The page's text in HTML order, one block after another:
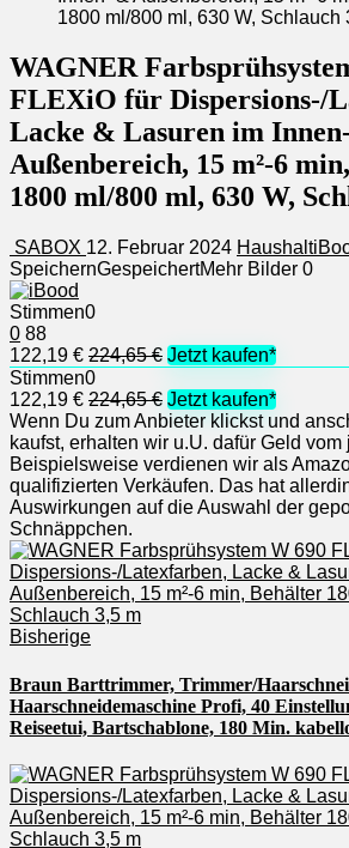
WAGNER
FLEXiO für Dispersions-/
Lacke & Lasuren im
Außenbereich, 15 m²-6
1800 ml/800 ml, 630 W,
SABOX 12. Februar 2024 Haushalt
SpeichernGespeichertMehr Bilder 0
Stimmen0
0 88
122,19 € 224,65 € Jetzt kaufen*
Stimmen0
122,19 € 224,65 € Jetzt kaufen*
Wenn Du zum Anbieter klickst und
kaufst, erhalten wir u.U. dafür Geld
Beispielsweise verdienen wir als
qualifizierten Verkäufen. Das hat
Auswirkungen auf die Auswahl der
Schnäppchen.
Bisherige
Braun Barttrimmer, Trimmer/
Haarschneidemaschine Profi, 40
Reiseetui, Bartschablone, 180 Min.